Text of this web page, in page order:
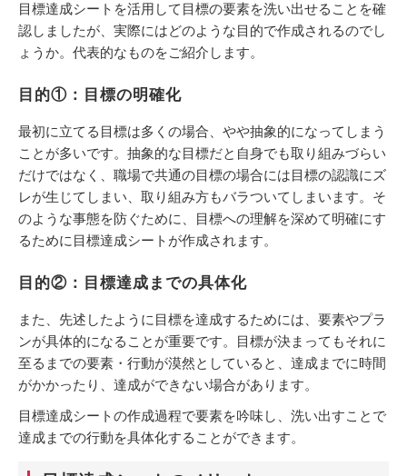
目標達成シートを活用して目標の要素を洗い出せることを確
認しましたが、実際にはどのような目的で作成されるのでし
ょうか。代表的なものをご紹介します。
目的①：目標の明確化
最初に立てる目標は多くの場合、やや抽象的になってしまう
ことが多いです。抽象的な目標だと自身でも取り組みづらい
だけではなく、職場で共通の目標の場合には目標の認識にズ
レが生じてしまい、取り組み方もバラついてしまいます。そ
のような事態を防ぐために、目標への理解を深めて明確にす
るために目標達成シートが作成されます。
目的②：目標達成までの具体化
また、先述したように目標を達成するためには、要素やプラ
ンが具体的になることが重要です。目標が決まってもそれに
至るまでの要素・行動が漠然としていると、達成までに時間
がかかったり、達成ができない場合があります。
目標達成シートの作成過程で要素を吟味し、洗い出すことで
達成までの行動を具体化することができます。